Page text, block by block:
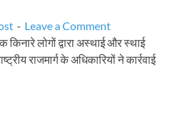
- Leave a Comment
लोगों द्वारा अस्थाई और स्थाई
राजमार्ग के अधिकारियों ने कार्रवाई